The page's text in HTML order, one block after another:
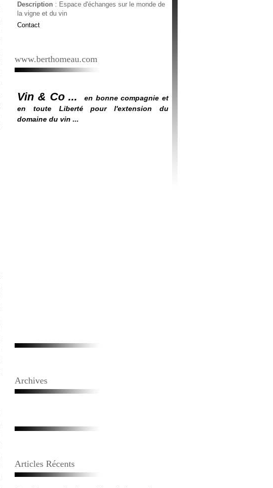
Description : Espace d'échanges sur le monde de
la vigne et du vin
Contact
www.berthomeau.com
Vin & Co ...
en bonne compagnie et
en toute Liberté pour l'extension du
domaine du vin ...
Archives
Articles Récents